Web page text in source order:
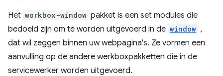
Het workbox-window pakket is een set modules die
bedoeld zijn om te worden uitgevoerd in de window ,
dat wil zeggen binnen uw webpagina's. Ze vormen een
aanvulling op de andere werkboxpakketten die in de
servicewerker worden uitgevoerd.